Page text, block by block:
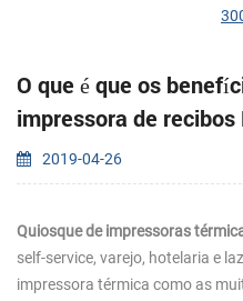
O que é que os
impressora de recibos
2019-04-26
Quiosque de impressoras
self-service, varejo, hotelaria e
impressora térmica como as